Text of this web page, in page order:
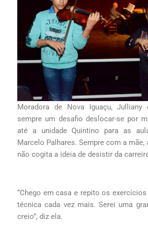
Moradora de Nova Iguaçu,
sempre um desafio deslocar-se por
até a unidade Quintino para as
Marcelo Palhares. Sempre com a
não cogita a ideia de desistir da
“Chego em casa e repito os
técnica cada vez mais. Serei uma
creio”, diz ela.